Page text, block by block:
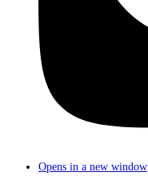
Opens in a new window